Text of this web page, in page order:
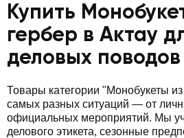
Купить
гербер в Актау
деловых поводов
Товары категории "Монобукеты
самых разных ситуаций — от
официальных мероприятий. Мы
делового этикета, сезонные